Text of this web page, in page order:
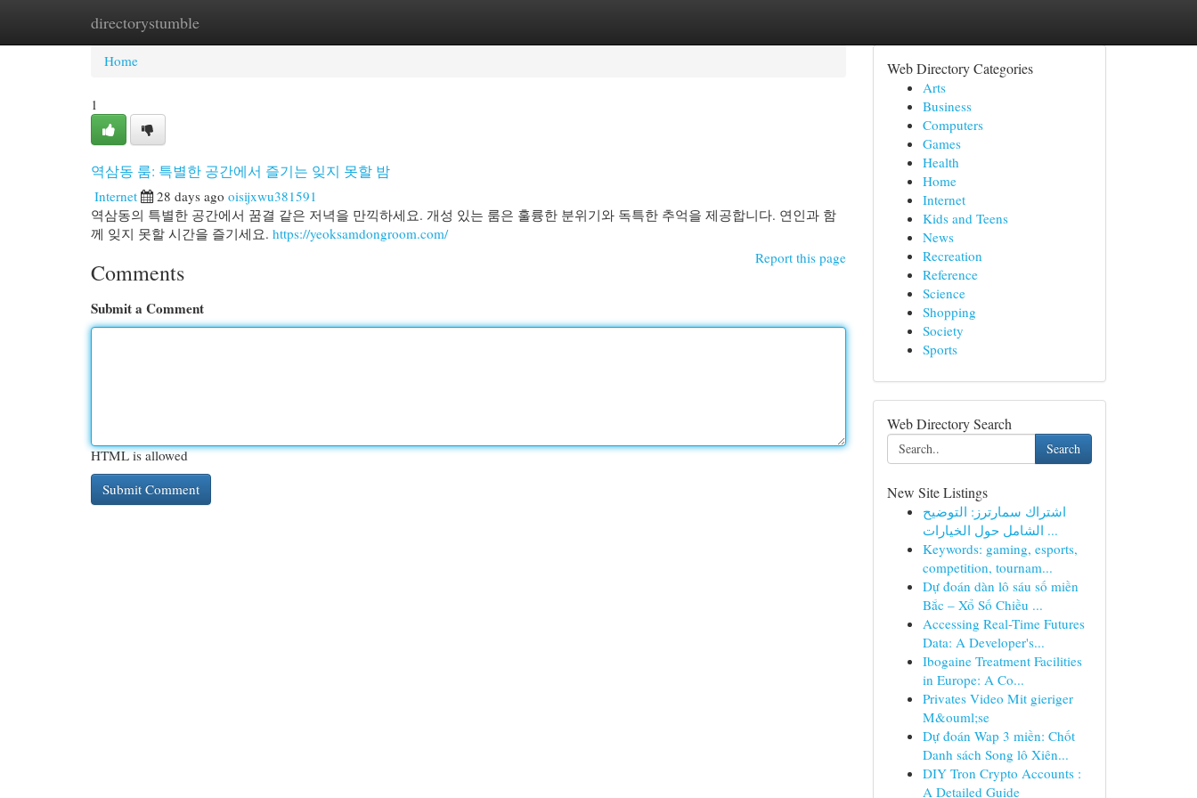
directorystumble
Home New Site Listings
Home
1
역삼동 룸: 특별한 공간에서 즐기는 잊지 못할 밤
Internet 28 days ago oisijxwu381591
역삼동의 특별한 공간에서 꿈결 같은 저녁을 만끽하세요. 개성 있는 룸은 훌륭한 분위기와 독특한 추억을 제공합니다. 연인과 함
께 잊지 못할 시간을 즐기세요. https://yeoksamdongroom.com/
Report this page
Comments
Submit a Comment
HTML is allowed
Web Directory Categories
Arts
Business
Computers
Games
Health
Home
Internet
Kids and Teens
News
Recreation
Reference
Science
Shopping
Society
Sports
Web Directory Search
Search
New Site Listings
اشتراك سمارترز: التوضيح
الشامل حول الخيارات ...
Keywords: gaming, esports,
competition, tournam...
Dự đoán dàn lô sáu số miền
Bắc – Xổ Số Chiều ...
Accessing Real-Time Futures
Data: A Developer's...
Ibogaine Treatment Facilities
in Europe: A Co...
Privates Video Mit gieriger
M&ouml;se
Dự đoán Wap 3 miền: Chốt
Danh sách Song lô Xiên...
DIY Tron Crypto Accounts :
A Detailed Guide